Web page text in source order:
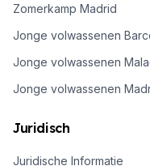
Zomerkamp Madrid
Jonge volwassenen
Jonge volwassenen
Jonge volwassenen
Juridisch
Juridische Informatie